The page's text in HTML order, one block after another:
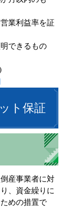
業利益率を証
できるもの
ト保証
産事業者に対
、資金繰りに
めの措置で